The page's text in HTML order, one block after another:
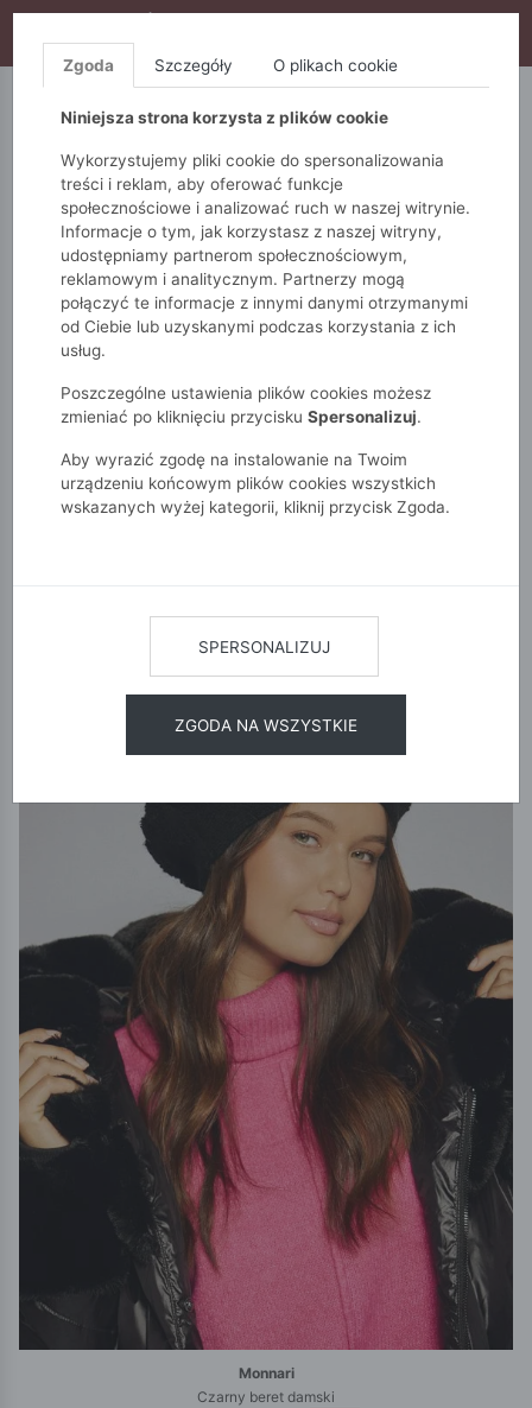
S10), DODATKOWE 15% ZA 3SZT (KOD: S15)
5.10.15. QUIOSQUE
Monnari Dodatki Okrycia głowy Berety
BERETY
POKAŻ FILTRY
Monnari
Czarny beret damski
Zgoda Szczegóły O plikach cookie
Niniejsza strona korzysta z plików cookie
Wykorzystujemy pliki cookie do spersonalizowania
treści i reklam, aby oferować funkcje
społecznościowe i analizować ruch w naszej witrynie.
Informacje o tym, jak korzystasz z naszej witryny,
udostępniamy partnerom społecznościowym,
reklamowym i analitycznym. Partnerzy mogą
połączyć te informacje z innymi danymi otrzymanymi
od Ciebie lub uzyskanymi podczas korzystania z ich
usług.
Poszczególne ustawienia plików cookies możesz
zmieniać po kliknięciu przycisku Spersonalizuj.
Aby wyrazić zgodę na instalowanie na Twoim
urządzeniu końcowym plików cookies wszystkich
wskazanych wyżej kategorii, kliknij przycisk Zgoda.
SPERSONALIZUJ
ZGODA NA WSZYSTKIE